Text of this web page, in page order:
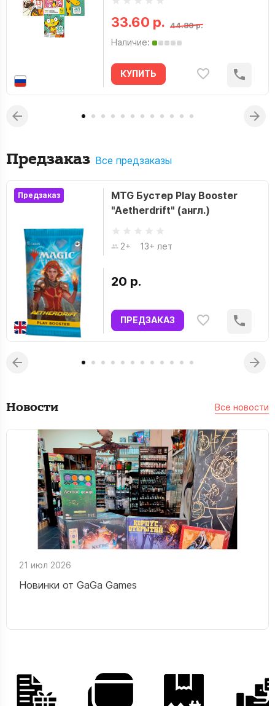
33.60 р. 44.80 р.
Наличие:
КУПИТЬ
Предзаказ Все предзаказы
Предзаказ
MTG Бустер Play Booster
"Aetherdrift" (англ.)
2+ 13+ лет
20 р.
ПРЕДЗАКАЗ
Новости Все новости
21 июл 2026
Новинки от GaGa Games